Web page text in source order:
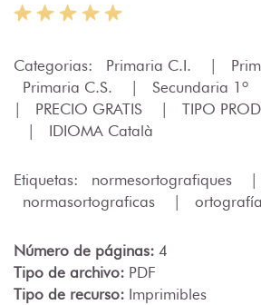
Categorias: Primaria C.I.
Primaria C.S.
Secundaria 1º
PRECIO GRATIS
TIPO
IDIOMA Català
Etiquetas: normesortografiques
normasortograficas
ortografía
Número de páginas: 4
Tipo de archivo: PDF
Tipo de recurso: Imprimibles